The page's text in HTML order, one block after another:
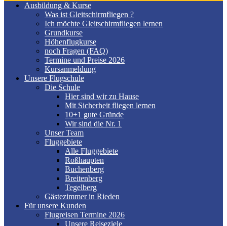
Ausbildung & Kurse
Was ist Gleitschirmfliegen ?
Ich möchte Gleitschirmfliegen lernen
Grundkurse
Höhenflugkurse
noch Fragen (FAQ)
Termine und Preise 2026
Kursanmeldung
Unsere Flugschule
Die Schule
Hier sind wir zu Hause
Mit Sicherheit fliegen lernen
10+1 gute Gründe
Wir sind die Nr. 1
Unser Team
Fluggebiete
Alle Fluggebiete
Roßhaupten
Buchenberg
Breitenberg
Tegelberg
Gästezimmer in Rieden
Für unsere Kunden
Flugreisen Termine 2026
Unsere Reiseziele